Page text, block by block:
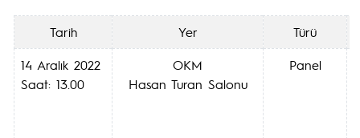
Tarih Yer
Türü
14 Aralık 2022
Saat: 13.00
OKM
Hasan Turan Salonu
Panel